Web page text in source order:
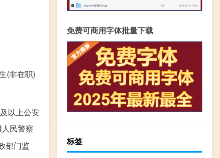
(非在职)
以上公安
民警察
部门监
免费可商用字体批量下载
标签